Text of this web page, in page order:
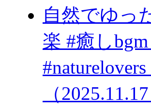
自然でゆっ
楽 #癒し
（2025.11.17